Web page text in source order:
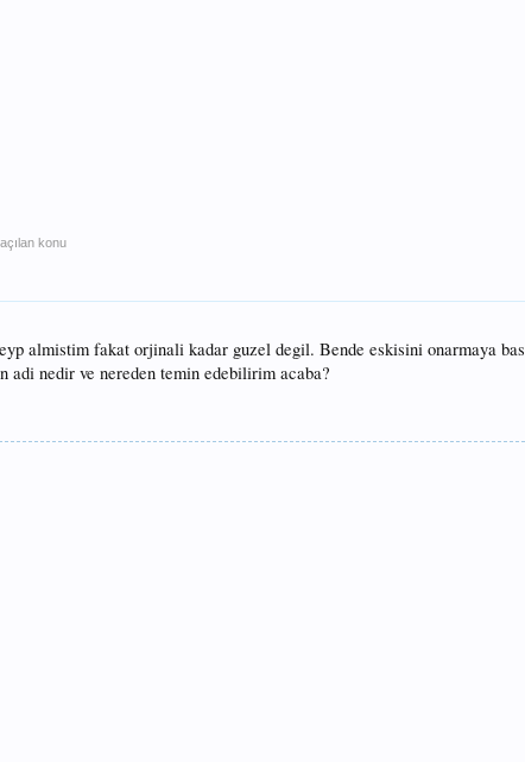
konu
almistim fakat orjinali kadar guzel degil. Bende eskisini onarmaya
nedir ve nereden temin edebilirim acaba?